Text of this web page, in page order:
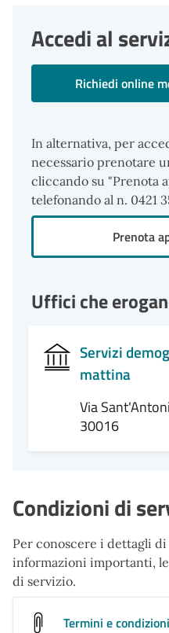
Accedi al
Richiedi online
In alternativa, per
necessario prenotare
cliccando su "Prenota
telefonando al n. 0421
Prenota
Uffici che
Servizi
mattina
Via
30016
Condizioni di
Per conoscere i dettagli
informazioni importanti,
di servizio.
Termini e